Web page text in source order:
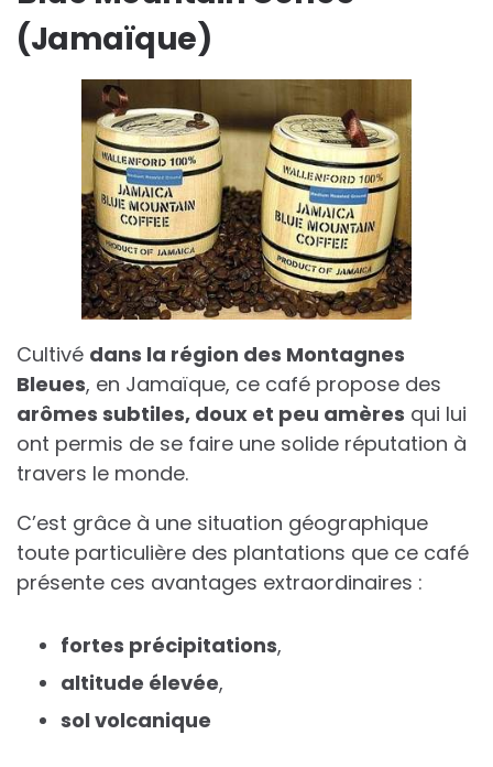
(Jamaïque)
Cultivé dans la région des Montagnes
Bleues, en Jamaïque, ce café propose des
arômes subtiles, doux et peu amères qui lui
ont permis de se faire une solide réputation à
travers le monde.
C’est grâce à une situation géographique
toute particulière des plantations que ce café
présente ces avantages extraordinaires :
fortes précipitations,
altitude élevée,
sol volcanique